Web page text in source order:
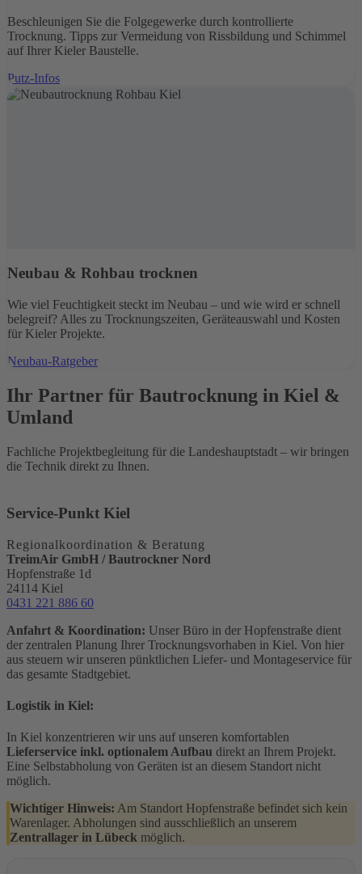
Beschleunigen Sie die Folgegewerke durch kontrollierte
Trocknung. Tipps zur Vermeidung von Rissbildung und Schimmel
auf Ihrer Kieler Baustelle.
Putz-Infos
Neubau & Rohbau trocknen
Wie viel Feuchtigkeit steckt im Neubau – und wie wird er schnell
belegreif? Alles zu Trocknungszeiten, Geräteauswahl und Kosten
für Kieler Projekte.
Neubau-Ratgeber
Ihr Partner für Bautrocknung in Kiel &
Umland
Fachliche Projektbegleitung für die Landeshauptstadt – wir bringen
die Technik direkt zu Ihnen.
Service-Punkt Kiel
Regionalkoordination & Beratung
TreimAir GmbH / Bautrockner Nord
Hopfenstraße 1d
24114 Kiel
0431 221 886 60
Anfahrt & Koordination: Unser Büro in der Hopfenstraße dient
der zentralen Planung Ihrer Trocknungsvorhaben in Kiel. Von hier
aus steuern wir unseren pünktlichen Liefer- und Montageservice für
das gesamte Stadtgebiet.
Logistik in Kiel:
In Kiel konzentrieren wir uns auf unseren komfortablen
Lieferservice inkl. optionalem Aufbau direkt an Ihrem Projekt.
Eine Selbstabholung von Geräten ist an diesem Standort nicht
möglich.
Wichtiger Hinweis: Am Standort Hopfenstraße befindet sich kein
Warenlager. Abholungen sind ausschließlich an unserem
Zentrallager in Lübeck möglich.